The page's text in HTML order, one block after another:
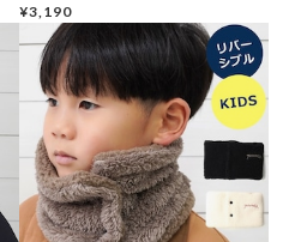
男の子 女の子 防寒 秋冬
¥3,190